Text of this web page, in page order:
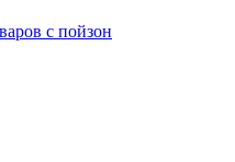
с пойзон